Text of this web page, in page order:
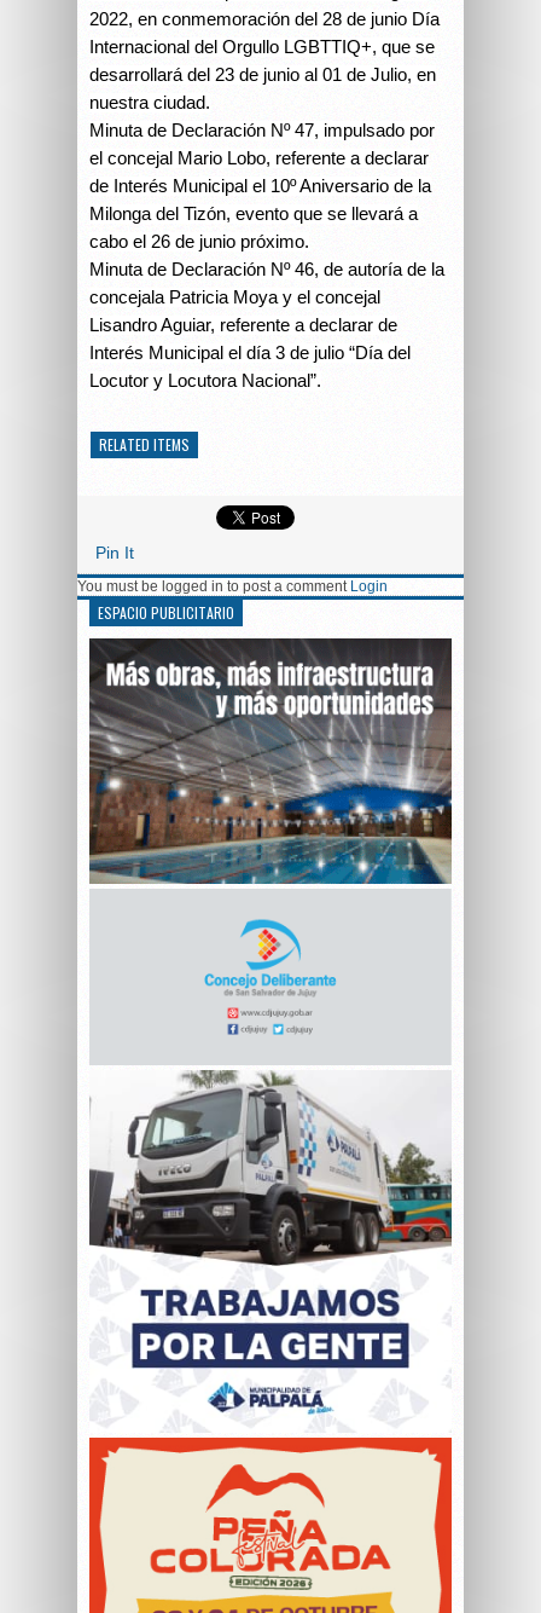
2022, en conmemoración del 28 de junio Día
Internacional del Orgullo LGBTTIQ+, que se
desarrollará del 23 de junio al 01 de Julio, en
nuestra ciudad.
Minuta de Declaración Nº 47, impulsado por
el concejal Mario Lobo, referente a declarar
de Interés Municipal el 10º Aniversario de la
Milonga del Tizón, evento que se llevará a
cabo el 26 de junio próximo.
Minuta de Declaración Nº 46, de autoría de la
concejala Patricia Moya y el concejal
Lisandro Aguiar, referente a declarar de
Interés Municipal el día 3 de julio “Día del
Locutor y Locutora Nacional”.
RELATED ITEMS
Pin It
You must be logged in to post a comment Login
ESPACIO PUBLICITARIO